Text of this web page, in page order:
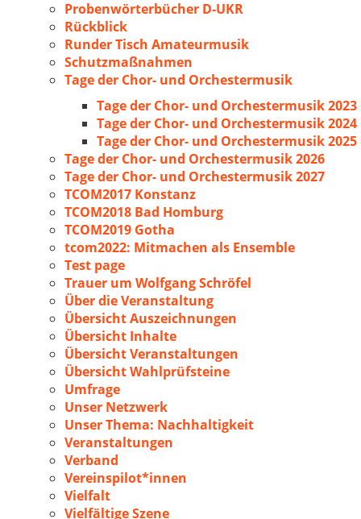
Probenwörterbücher D-UKR
Rückblick
Runder Tisch Amateurmusik
Schutzmaßnahmen
Tage der Chor- und Orchestermusik
Tage der Chor- und Orchestermusik 2023
Tage der Chor- und Orchestermusik 2024
Tage der Chor- und Orchestermusik 2025
Tage der Chor- und Orchestermusik 2026
Tage der Chor- und Orchestermusik 2027
TCOM2017 Konstanz
TCOM2018 Bad Homburg
TCOM2019 Gotha
tcom2022: Mitmachen als Ensemble
Test page
Trauer um Wolfgang Schröfel
Über die Veranstaltung
Übersicht Auszeichnungen
Übersicht Inhalte
Übersicht Veranstaltungen
Übersicht Wahlprüfsteine
Umfrage
Unser Netzwerk
Unser Thema: Nachhaltigkeit
Veranstaltungen
Verband
Vereinspilot*innen
Vielfalt
Vielfältige Szene